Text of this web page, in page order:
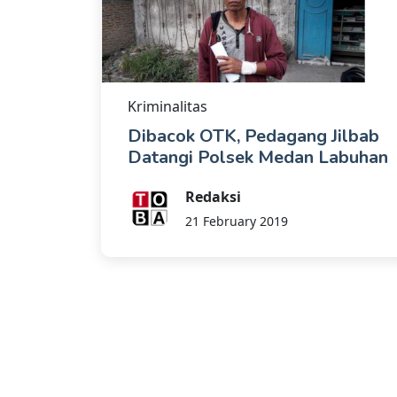
Kriminalitas
Dibacok OTK, Pedagang Jilbab
Datangi Polsek Medan Labuhan
Redaksi
21 February 2019